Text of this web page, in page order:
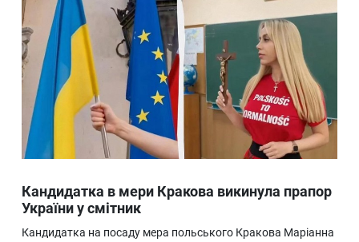
Кандидатка в мери Кракова викинула прапор
України у смітник
Кандидатка на посаду мера польського Кракова Маріанна